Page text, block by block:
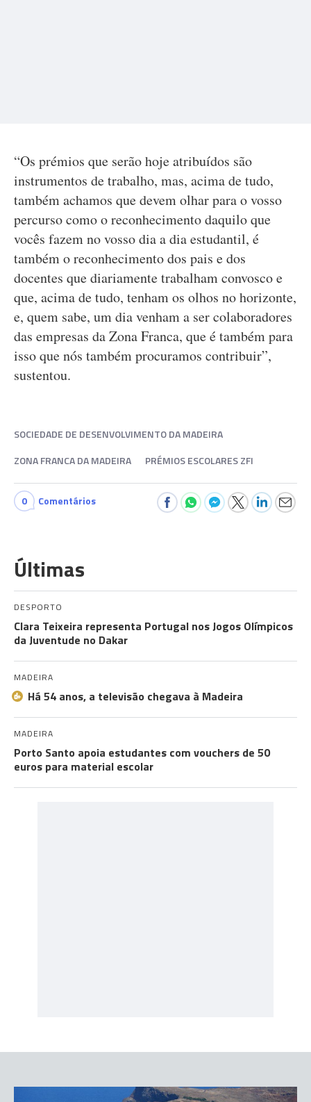
“Os prémios que serão hoje atribuídos são
instrumentos de trabalho, mas, acima de tudo,
também achamos que devem olhar para o vosso
percurso como o reconhecimento daquilo que
vocês fazem no vosso dia a dia estudantil, é
também o reconhecimento dos pais e dos
docentes que diariamente trabalham convosco e
que, acima de tudo, tenham os olhos no horizonte,
e, quem sabe, um dia venham a ser colaboradores
das empresas da Zona Franca, que é também para
isso que nós também procuramos contribuir”,
sustentou.
SOCIEDADE DE DESENVOLVIMENTO DA MADEIRA
ZONA FRANCA DA MADEIRA
PRÉMIOS ESCOLARES ZFI
0 Comentários
Últimas
DESPORTO
Clara Teixeira representa Portugal nos Jogos Olímpicos
da Juventude no Dakar
MADEIRA
Há 54 anos, a televisão chegava à Madeira
MADEIRA
Porto Santo apoia estudantes com vouchers de 50
euros para material escolar